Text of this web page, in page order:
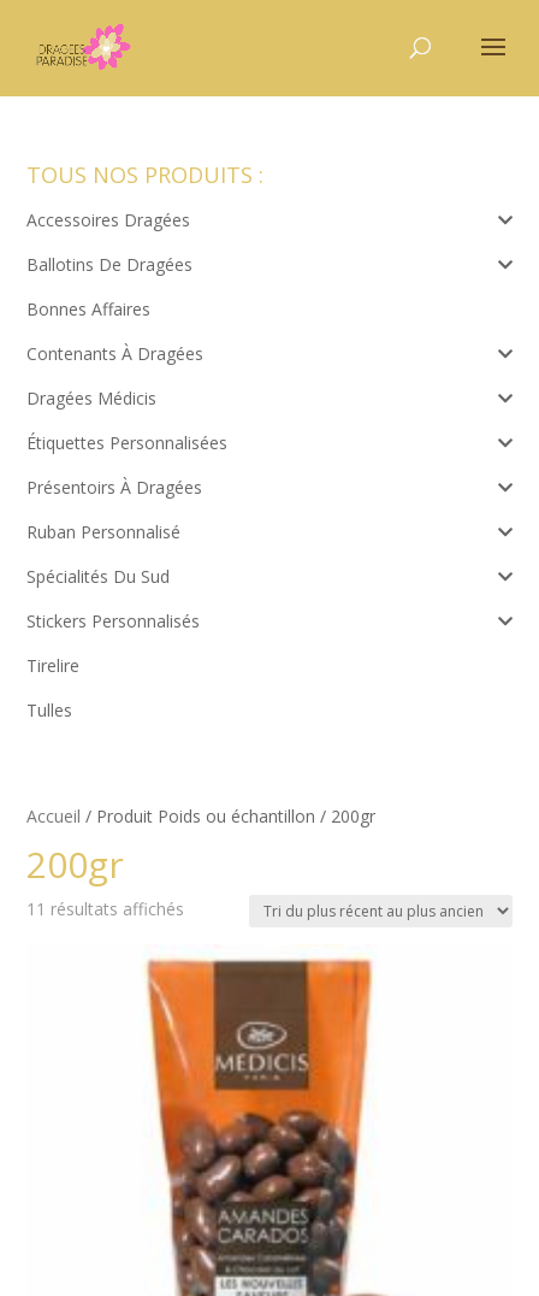
Accueil / Produit Poids ou échantillon / 200gr
200gr
11 résultats affichés
plus
plus
ancien
TOUS NOS PRODUITS :
Accessoires Dragées
Ballotins De Dragées
Bonnes Affaires
Contenants À Dragées
Dragées Médicis
Étiquettes Personnalisées
Présentoirs À Dragées
Ruban Personnalisé
Spécialités Du Sud
Stickers Personnalisés
Tirelire
Tulles